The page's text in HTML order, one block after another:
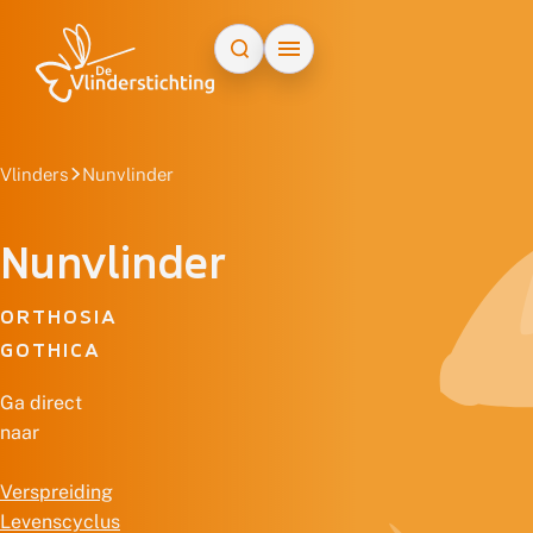
Vlinders Nunvlinder
Nunvlinder
ORTHOSIA
GOTHICA
Ga direct
naar
Verspreiding
Levenscyclus